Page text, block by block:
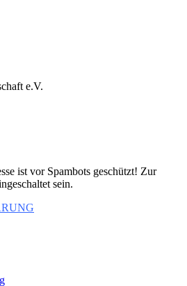
e.V.
ist vor Spambots geschützt! Zur
sein.